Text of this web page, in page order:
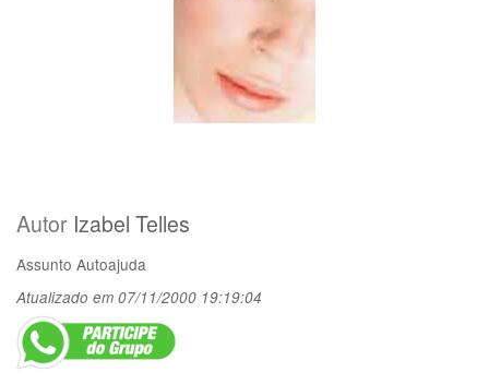
Autor Izabel Telles
Assunto Autoajuda
Atualizado em 07/11/2000 19:19:04